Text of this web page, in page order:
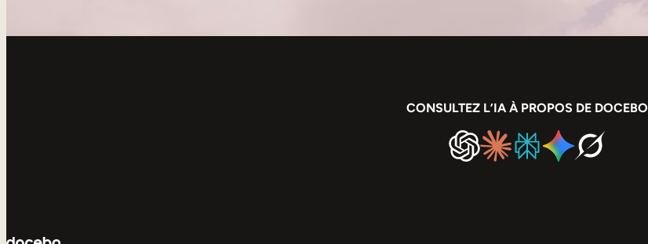
CONSULTEZ L’IA À PROPOS DE DOCEBO